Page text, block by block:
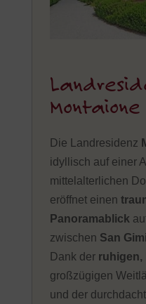
Montaione
Die Landresidenz
idyllisch auf einer
mittelalterlichen
eröffnet einen
Panoramablick
zwischen San
Dank der ruhigen,
großzügigen
und der